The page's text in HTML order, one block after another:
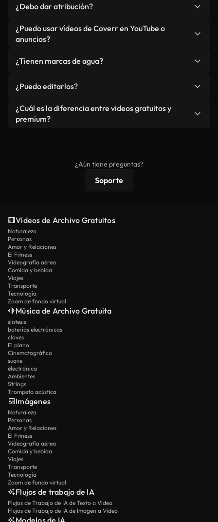
métricas como LCP.
Studio. Describe la escena, como "Vespa al
atardecer", y la IA la generará en segundos
conforme a nuestros estándares.
¿Debo dar atribución?
No es necesario. Todos los vídeos en nuestra
biblioteca son royalty-free, aunque siempre se
¿Puedo usar vídeos de Coverr en YouTube o
anuncios?
monetizados y anuncios, siempre que no se
independiente.
¿Tienen marcas de agua?
agua. Obtendrá metraje limpio y listo para usar en
cada descarga.
¿Puedo editarlos?
Sí. Eres libre de recortar o mezclar nuestros
vídeos. Solo asegúrese de que el producto final no
¿Cuál es la diferencia entre videos gratuitos y
premium?
protecciones de licencia extendidas.
¿Aún tiene preguntas?
Soporte
Vídeos de Archivo Gratuitos
Naturaleza
Personas
Amor y Relaciones
El Fitness
Videografía aérea
Comida y bebida
Viajes
Transporte
Tecnología
Zoom de fondo virtual
Música de Archivo Gratuita
síntesis
baterías electrónicas
claves
El piano
Cinematográfico
suave
electrónica
Ambientes
Strings
Trompeta acústica
Imágenes
Naturaleza
Personas
Amor y Relaciones
El Fitness
Videografía aérea
Comida y bebida
Viajes
Transporte
Tecnología
Zoom de fondo virtual
Flujos de trabajo de IA
Flujos de Trabajo de IA de Texto a Vídeo
Flujos de Trabajo de IA de Imagen a Vídeo
Modelos de IA